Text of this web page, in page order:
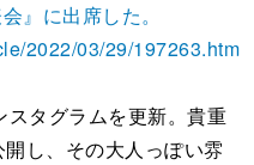
』に出席した。
2022/03/29/197263.htm
タグラムを更新。貴重
し、その大人っぽい雰